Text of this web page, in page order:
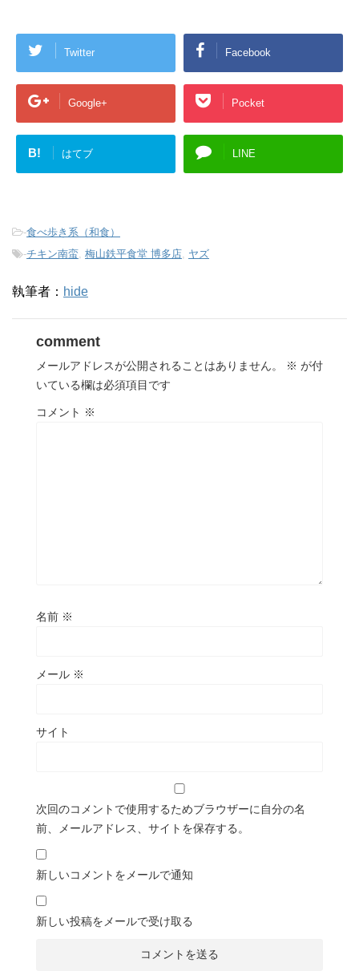
Twitter Facebook
Google+ Pocket
B! はてブ LINE
-食べ歩き系（和食）
-チキン南蛮 梅山鉄平食堂 博多店 ヤズ
執筆者： hide
comment
メールアドレスが公開されることはありません。 ※ が付
いている欄は必須項目です
コメント ※
名前 ※
メール ※
サイト
次回のコメントで使用するためブラウザーに自分の名
前、メールアドレス、サイトを保存する。
新しいコメントをメールで通知
新しい投稿をメールで受け取る